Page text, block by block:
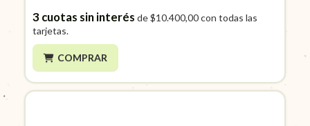
3cuotas sin interés de$10.400,00con todas las
tarjetas.
COMPRAR